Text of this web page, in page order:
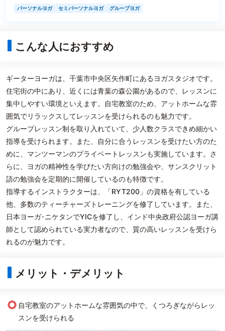
パーソナルヨガ セミパーソナルヨガ グループヨガ
こんな人におすすめ
ギーターヨーガは、千葉市中央区矢作町にあるヨガスタジオです。
住宅街の中にあり、近くには青葉の森公園があるので、レッスンに
集中しやすい環境といえます。自宅教室のため、アットホームな雰
囲気でリラックスしてレッスンを受けられるのも魅力です。
グループレッスン制を取り入れていて、少人数クラスできめ細かい
指導を受けられます。また、自分に合うレッスンを受けたい方のた
めに、マンツーマンのプライベートレッスンも実施しています。さ
らに、ヨガの精神性を学びたい方向けの勉強会や、サンスクリット
語の勉強会を定期的に開催しているのも特徴です。
指導するインストラクターは、「RYT200」の資格を有している
他、多数のティーチャーズトレーニングを修了しています。また、
日本ヨーガ･ニケタンでYICを修了し、インド中央政府公認ヨーガ講
師として認められている実力者なので、質の高いレッスンを受けら
れるのが魅力です。
メリット・デメリット
○ 自宅教室のアットホームな雰囲気の中で、くつろぎながらレッ
スンを受けられる